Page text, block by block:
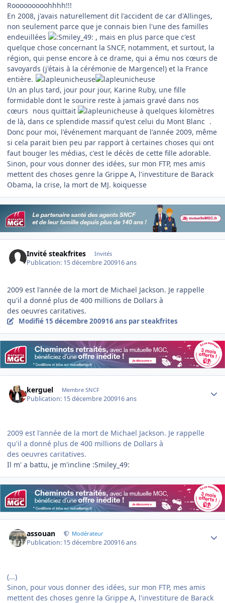
Rooooooooohhhh!!!
En 2008, j'avais naturellement dit l'accident de car d'Allinges,
non seulement parce que je connais bien l'une des familles
endeuillées
, mais en plus parce que c'est
quelque chose concernant la SNCF, notamment, et surtout, la
région, qui pense encore à ce drame, qui a ému nos cœurs de
savoyards (j'étais à la cérémonie de Margencel) et la France
entière.
Un an plus tard, jour pour jour, Karine Ruby, une fille
formidable dont le sourire reste à jamais gravé dans nos
cœurs nous quittait
à quelques kilomètres
de là, dans ce splendide massif qu'est celui du Mont Blanc .
Donc pour moi, l'événement marquant de l'année 2009, même
si cela parait bien peu par rapport à certaines choses qui ont
faut bouger les médias, c'est le décès de cette fille adorable.
Sinon, pour vous donner des idées, sur mon FTP, mes amis
mettent des choses genre la Grippe A, l'investiture de Barack
Obama, la crise, la mort de MJ. koiquesse
Invité steakfrites Invités
Publication: 15 décembre 200916 ans
2009 est l'année de la mort de Michael Jackson. Je rappelle
qu'il a donné plus de 400 millions de Dollars à
des oeuvres caritatives.
Modifié 15 décembre 200916 ans par steakfrites
kerguel Membre SNCF
Publication: 15 décembre 200916 ans
2009 est l'année de la mort de Michael Jackson. Je rappelle
qu'il a donné plus de 400 millions de Dollars à
des oeuvres caritatives.
Il m' a battu, je m'incline :Smiley_49:
assouan Modérateur
Publication: 15 décembre 200916 ans
(...)
Sinon, pour vous donner des idées, sur mon FTP, mes amis
mettent des choses genre la Grippe A, l'investiture de Barack